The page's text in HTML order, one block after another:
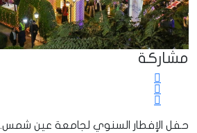
مشاركة
حفل الإفطار السنوي لجامعة عين شمس.